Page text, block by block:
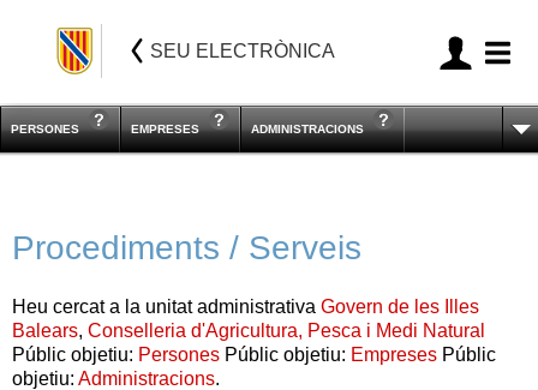
SEU ELECTRÒNICA
PERSONES EMPRESES ADMINISTRACIONS
Procediments / Serveis
Heu cercat a la unitat administrativa Govern de les Illes
Balears, Conselleria d'Agricultura, Pesca i Medi Natural
Públic objetiu: Persones Públic objetiu: Empreses Públic
objetiu: Administracions.